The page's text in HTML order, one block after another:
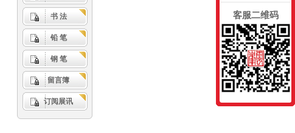
书 法
铅 笔
钢 笔
留言簿
订阅展讯
客服二维码